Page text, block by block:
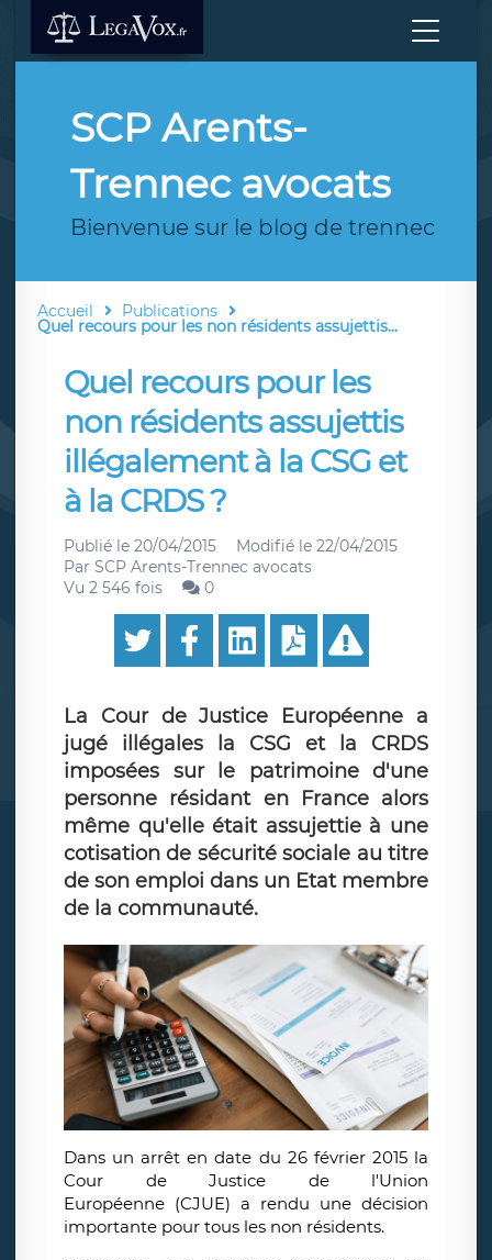
SCP Arents-
Trennec avocats
Bienvenue sur le blog de trennec
Accueil Publications
Quel recours pour les non résidents assujettis...
Quel recours pour les
non résidents assujettis
illégalement à la CSG et
à la CRDS ?
Publié le 20/04/2015 Modifié le 22/04/2015
Par SCP Arents-Trennec avocats
Vu 2 546 fois
0
La Cour de Justice Européenne a
jugé illégales la CSG et la CRDS
imposées sur le patrimoine d'une
personne résidant en France alors
même qu'elle était assujettie à une
cotisation de sécurité sociale au titre
de son emploi dans un Etat membre
de la communauté.
Dans un arrêt en date du 26 février 2015 la
Cour de Justice de l'Union
Européenne (CJUE) a rendu une décision
importante pour tous les non résidents.